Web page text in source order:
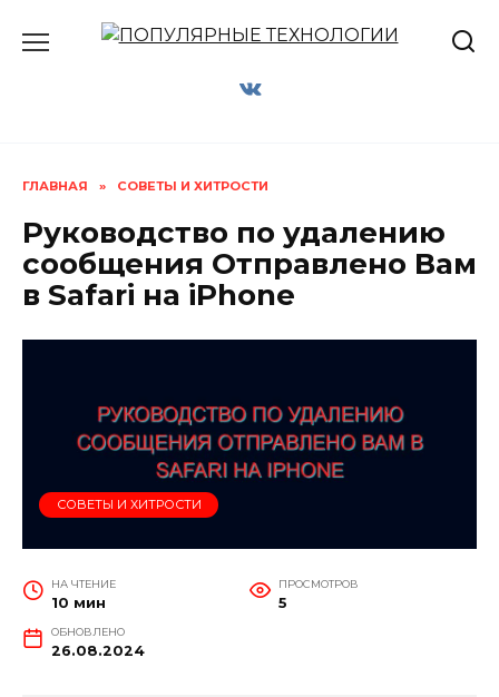
ГЛАВНАЯ » СОВЕТЫ И ХИТРОСТИ
Руководство по удалению
сообщения Отправлено Вам
в Safari на iPhone
СОВЕТЫ И ХИТРОСТИ
НА ЧТЕНИЕ
10 мин
ПРОСМОТРОВ
5
ОБНОВЛЕНО
26.08.2024